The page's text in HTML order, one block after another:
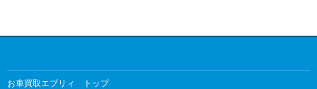
お車買取エブリィ トップ